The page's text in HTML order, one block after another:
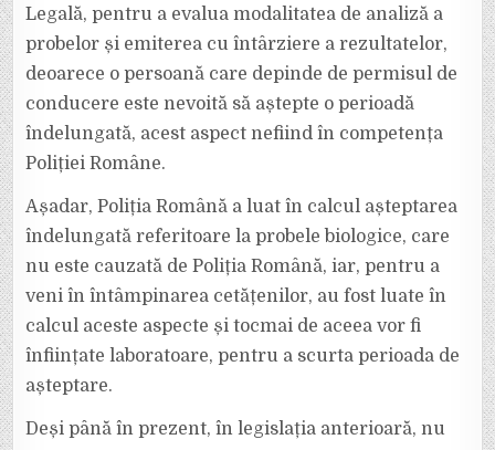
Legală, pentru a evalua modalitatea de analiză a
probelor și emiterea cu întârziere a rezultatelor,
deoarece o persoană care depinde de permisul de
conducere este nevoită să aștepte o perioadă
îndelungată, acest aspect nefiind în competența
Poliției Române.
Așadar, Poliția Română a luat în calcul așteptarea
îndelungată referitoare la probele biologice, care
nu este cauzată de Poliția Română, iar, pentru a
veni în întâmpinarea cetățenilor, au fost luate în
calcul aceste aspecte și tocmai de aceea vor fi
înființate laboratoare, pentru a scurta perioada de
așteptare.
Deși până în prezent, în legislația anterioară, nu